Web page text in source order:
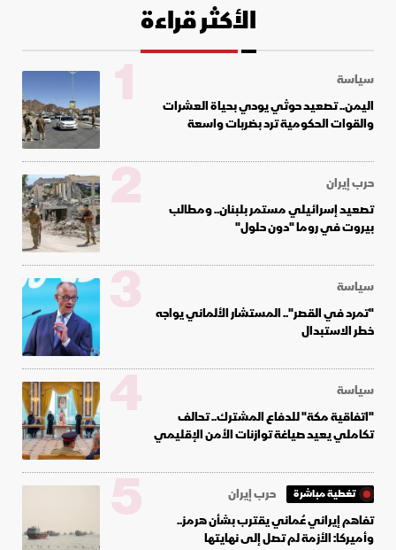
الأكثر قراءة
سياسة
اليمن.. تصعيد حوثي يودي بحياة العشرات
والقوات الحكومية ترد بضربات واسعة
1
حرب إيران
تصعيد إسرائيلي مستمر بلبنان.. ومطالب
بيروت في روما "دون حلول"
2
سياسة
"تمرد في القصر".. المستشار الألماني يواجه
خطر الاستبدال
3
سياسة
"اتفاقية مكة" للدفاع المشترك.. تحالف
تكاملي يعيد صياغة توازنات الأمن الإقليمي 4
تغطية مباشرة
حرب إيران
تفاهم إيراني عُماني يقترب بشأن هرمز..
وأميركا: الأزمة لم تصل إلى نهايتها
5